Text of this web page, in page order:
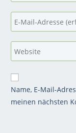
Name, E-Mail-
meinen nächsten